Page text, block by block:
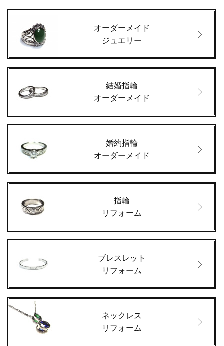
オーダーメイド
ジュエリー
結婚指輪
オーダーメイド
婚約指輪
オーダーメイド
指輪
リフォーム
ブレスレット
リフォーム
ネックレス
リフォーム